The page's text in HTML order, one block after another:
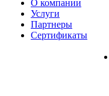
О компании
Услуги
Партнеры
Сертификаты